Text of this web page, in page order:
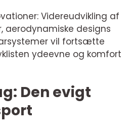
Videreudvikling af
designs
vil fortsætte
ydeevne og komfort
Den evigt